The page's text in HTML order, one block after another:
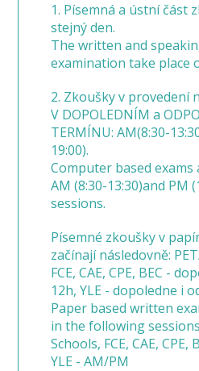
1. Písemná a ústní část
stejný den.
The written and
examination take place
2. Zkoušky v provedení
V DOPOLEDNÍM a
TERMÍNU: AM(8:30-
19:00).
Computer based
AM (8:30-13:30)and PM
sessions.
Písemné zkoušky v
začínají následovně:
FCE, CAE, CPE, BEC -
12h, YLE - dopoledne i
Paper based written
in the following
Schools, FCE, CAE, CPE,
YLE - AM/PM